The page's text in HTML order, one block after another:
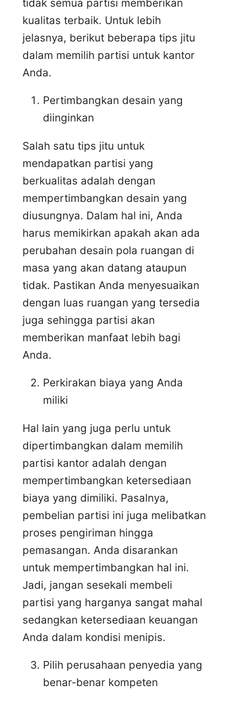
tidak semua partisi memberikan
kualitas terbaik. Untuk lebih
jelasnya, berikut beberapa tips jitu
dalam memilih partisi untuk kantor
Anda.
Pertimbangkan desain yang
diinginkan
Salah satu tips jitu untuk
mendapatkan partisi yang
berkualitas adalah dengan
mempertimbangkan desain yang
diusungnya. Dalam hal ini, Anda
harus memikirkan apakah akan ada
perubahan desain pola ruangan di
masa yang akan datang ataupun
tidak. Pastikan Anda menyesuaikan
dengan luas ruangan yang tersedia
juga sehingga partisi akan
memberikan manfaat lebih bagi
Anda.
Perkirakan biaya yang Anda
miliki
Hal lain yang juga perlu untuk
dipertimbangkan dalam memilih
partisi kantor adalah dengan
mempertimbangkan ketersediaan
biaya yang dimiliki. Pasalnya,
pembelian partisi ini juga melibatkan
proses pengiriman hingga
pemasangan. Anda disarankan
untuk mempertimbangkan hal ini.
Jadi, jangan sesekali membeli
partisi yang harganya sangat mahal
sedangkan ketersediaan keuangan
Anda dalam kondisi menipis.
Pilih perusahaan penyedia yang
benar-benar kompeten